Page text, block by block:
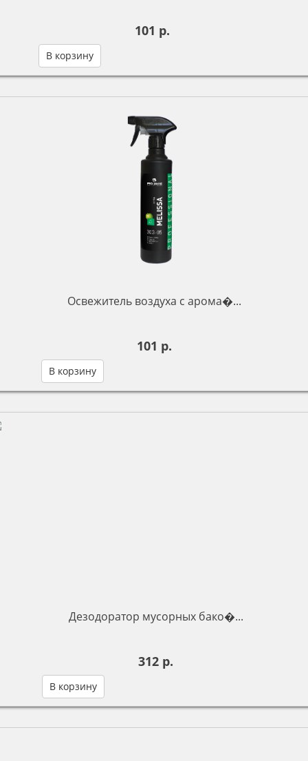
101 р.
В корзину
Освежитель воздуха с арома�...
101 р.
В корзину
Дезодоратор мусорных бако�...
312 р.
В корзину